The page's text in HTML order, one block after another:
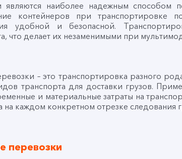
являются наиболее надежным способом
контейнеров при транспортировке
удобной и безопасной.
что делает их незаменимыми при
– это транспортировка разного
транспорта для доставки грузов.
и материальные затраты на
каждом конкретном отрезке следования
перевозки